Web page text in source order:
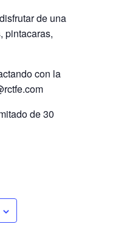
de una
pintacaras,
con la
de 30